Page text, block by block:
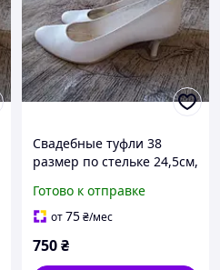
Свадебные туфли 38
размер по стельке 24,5см,
Готово к отправке
от75₴/мес
750₴